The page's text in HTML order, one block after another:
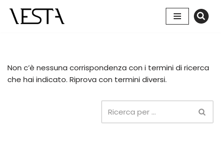
Vai
Non c’è nessuna corrispondenza con i termini di ricerca
che hai indicato. Riprova con termini diversi.